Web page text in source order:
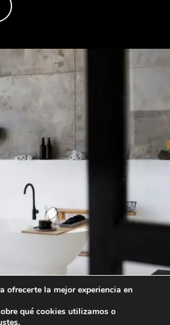
ofrecerte la mejor experiencia en
qué cookies utilizamos o
.